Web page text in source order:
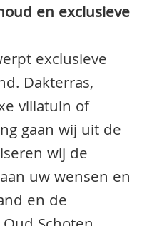
en exclusieve
exclusieve
Dakterras,
villatuin of
gaan wij uit de
wij de
uw wensen en
en de